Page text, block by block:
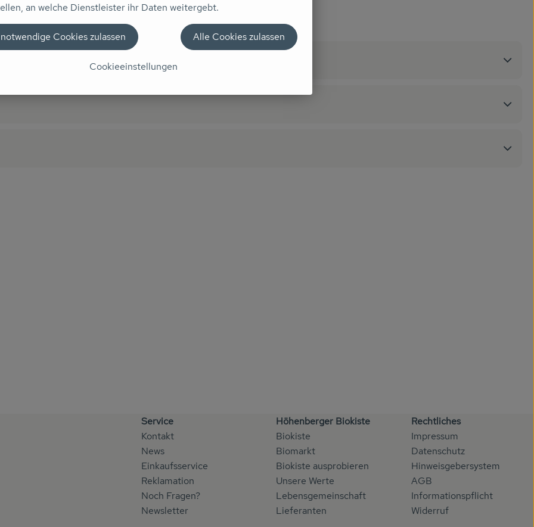
mm Oblatengröße. Zwei Sorten: schokoliert und weißglasiert
Service
Kontakt
News
Einkaufsservice
Reklamation
Noch Fragen?
Newsletter
Höhenberger Biokiste
Biokiste
Biomarkt
Biokiste ausprobieren
Unsere Werte
Lebensgemeinschaft
Lieferanten
Rechtliches
Impressum
Datenschutz
Hinweisgebersystem
AGB
Informationspflicht
Widerruf
an welche Dienstleister ihr Daten weitergebt.
Cookieeinstellungen
Cookies zulassen Alle Cookies zulassen